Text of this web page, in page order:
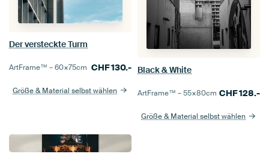
Der versteckte Turm
ArtFrame™ –60×75cm CHF130.-
Größe & Material selbst wählen
Black & White
ArtFrame™ –55×80cm CHF128.-
Größe & Material selbst wählen